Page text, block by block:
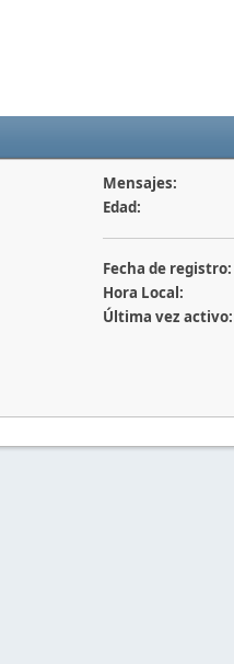
Mensajes:
Edad:
Fecha de registro:
Hora Local:
Última vez activo: